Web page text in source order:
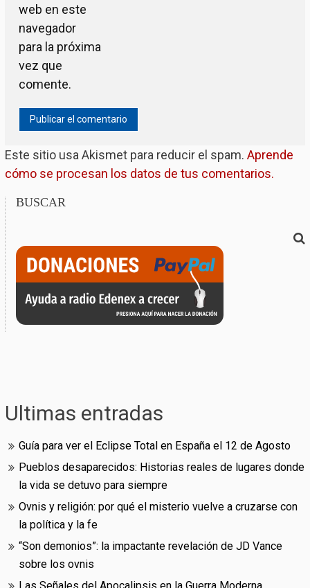
web en este
navegador
para la próxima
vez que
comente.
Este sitio usa Akismet para reducir el spam. Aprende
cómo se procesan los datos de tus comentarios.
BUSCAR
Ultimas entradas
Guía para ver el Eclipse Total en España el 12 de Agosto
Pueblos desaparecidos: Historias reales de lugares donde
la vida se detuvo para siempre
Ovnis y religión: por qué el misterio vuelve a cruzarse con
la política y la fe
“Son demonios”: la impactante revelación de JD Vance
sobre los ovnis